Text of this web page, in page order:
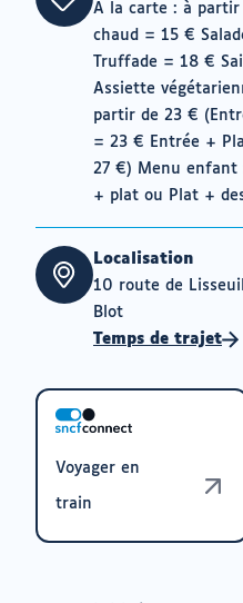
A la carte : à partir
chaud = 15 €
Truffade = 18 €
Assiette
partir de 23 €
= 23 € Entrée +
27 €) Menu enfant
+ plat ou Plat +
Localisation
10 route de
Blot
Temps de trajet
Voyager en
train